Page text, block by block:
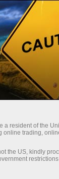
a resident of the
online trading,
the US, kindly